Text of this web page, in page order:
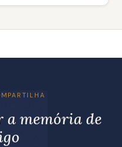
a memória de